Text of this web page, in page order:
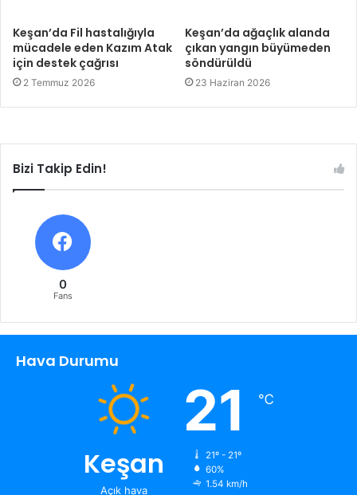
Keşan’da Fil hastalığıyla
mücadele eden Kazım Atak
için destek çağrısı
2 Temmuz 2026
Keşan’da ağaçlık alanda
çıkan yangın büyümeden
söndürüldü
23 Haziran 2026
Bizi Takip Edin!
0
Fans
Hava Durumu
Keşan
Açık hava
21 ℃
21º - 21º
60%
1.54 km/h